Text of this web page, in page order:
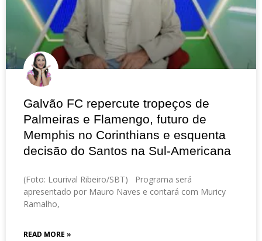
Galvão FC repercute tropeços de
Palmeiras e Flamengo, futuro de
Memphis no Corinthians e esquenta
decisão do Santos na Sul-Americana
(Foto: Lourival Ribeiro/SBT) Programa será
apresentado por Mauro Naves e contará com Muricy
Ramalho,
READ MORE »